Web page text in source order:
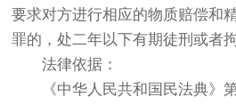
要求对方进行相应的物质赔偿和
罪的，处二年以下有期徒刑或者拘
法律依据：
《中华人民共和国民法典》第